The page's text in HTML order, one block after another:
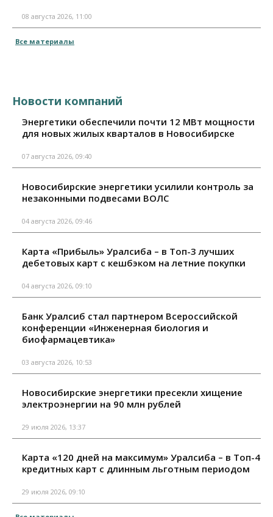
08 августа 2026, 11:00
Все материалы
Новости компаний
Энергетики обеспечили почти 12 МВт мощности
для новых жилых кварталов в Новосибирске
07 августа 2026, 09:40
Новосибирские энергетики усилили контроль за
незаконными подвесами ВОЛС
04 августа 2026, 09:46
Карта «Прибыль» Уралсиба – в Топ-3 лучших
дебетовых карт с кешбэком на летние покупки
04 августа 2026, 09:10
Банк Уралсиб стал партнером Всероссийской
конференции «Инженерная биология и
биофармацевтика»
03 августа 2026, 10:53
Новосибирские энергетики пресекли хищение
электроэнергии на 90 млн рублей
29 июля 2026, 13:37
Карта «120 дней на максимум» Уралсиба – в Топ-4
кредитных карт с длинным льготным периодом
29 июля 2026, 09:10